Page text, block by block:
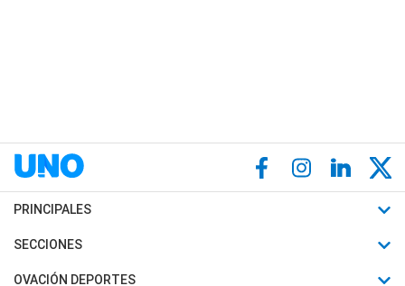
PRINCIPALES
Últimas Noticias
Política
SECCIONES
Horóscopo
OVACIÓN DEPORTES